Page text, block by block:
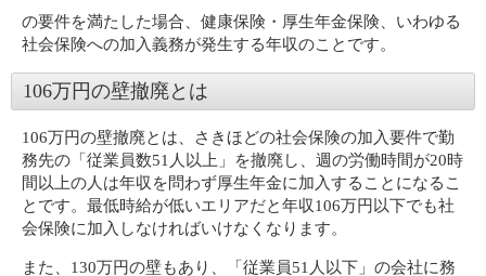
の要件を満たした場合、健康保険・厚生年金保険、いわゆる
社会保険への加入義務が発生する年収のことです。
106万円の壁撤廃とは
106万円の壁撤廃とは、さきほどの社会保険の加入要件で勤
務先の「従業員数51人以上」を撤廃し、週の労働時間が20時
間以上の人は年収を問わず厚生年金に加入することになるこ
とです。最低時給が低いエリアだと年収106万円以下でも社
会保険に加入しなければいけなくなります。
また、130万円の壁もあり、「従業員51人以下」の会社に務